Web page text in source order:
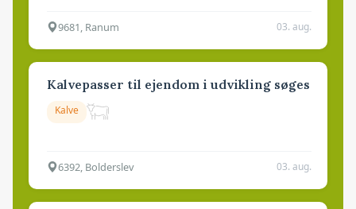
9681, Ranum 03. aug.
Kalvepasser til ejendom i udvikling søges
Kalve
6392, Bolderslev 03. aug.